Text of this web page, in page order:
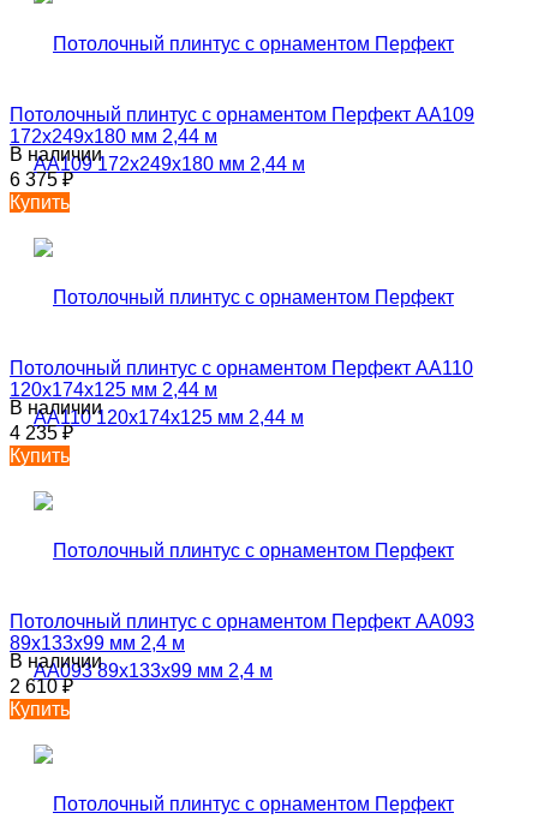
Потолочный плинтус с орнаментом Перфект AA109
172х249х180 мм 2,44 м
В наличии
6 375₽
Купить
Потолочный плинтус с орнаментом Перфект AA110
120х174х125 мм 2,44 м
В наличии
4 235₽
Купить
Потолочный плинтус с орнаментом Перфект AA093
89х133х99 мм 2,4 м
В наличии
2 610₽
Купить